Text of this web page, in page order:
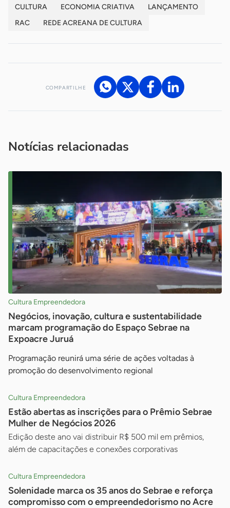
CULTURA ECONOMIA CRIATIVA
LANÇAMENTO
RAC
REDE ACREANA DE CULTURA
COMPARTILHE
Notícias relacionadas
Cultura Empreendedora
Negócios, inovação, cultura e sustentabilidade
marcam programação do Espaço Sebrae na
Expoacre Juruá
Programação reunirá uma série de ações voltadas à
promoção do desenvolvimento regional
Cultura Empreendedora
Estão abertas as inscrições para o Prêmio Sebrae
Mulher de Negócios 2026
Edição deste ano vai distribuir R$ 500 mil em prêmios,
além de capacitações e conexões corporativas
Cultura Empreendedora
Solenidade marca os 35 anos do Sebrae e reforça
compromisso com o empreendedorismo no Acre